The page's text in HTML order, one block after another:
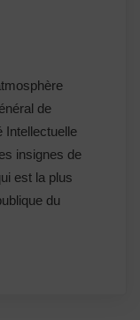
de
Intellectuelle
insignes de
est la plus
du